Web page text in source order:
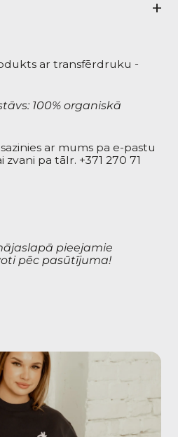
ar transfērdruku -
100% organiskā
ar mums pa e-pastu
zvani pa tālr. +371 270 71
pieejamie
pēc pasūtījuma!